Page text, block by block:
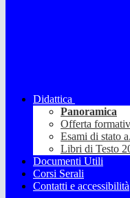
Didattica
Panoramica
Offerta
Esami di stato
Libri di Testo
Documenti Utili
Corsi Serali
Contatti e accessibilità